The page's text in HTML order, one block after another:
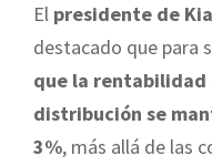
El presidente de
destacado que para
que la rentabilidad
distribución se
3%, más allá de las